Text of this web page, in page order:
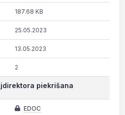
187.68 KB
25.05.2023
13.05.2023
2
piekrišana
EDOC